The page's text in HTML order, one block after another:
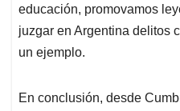
educación, promovamos
juzgar en Argentina delitos
un ejemplo.
En conclusión, desde